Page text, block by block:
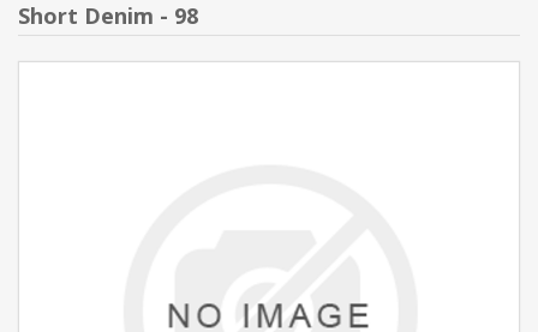
Short Denim - 98